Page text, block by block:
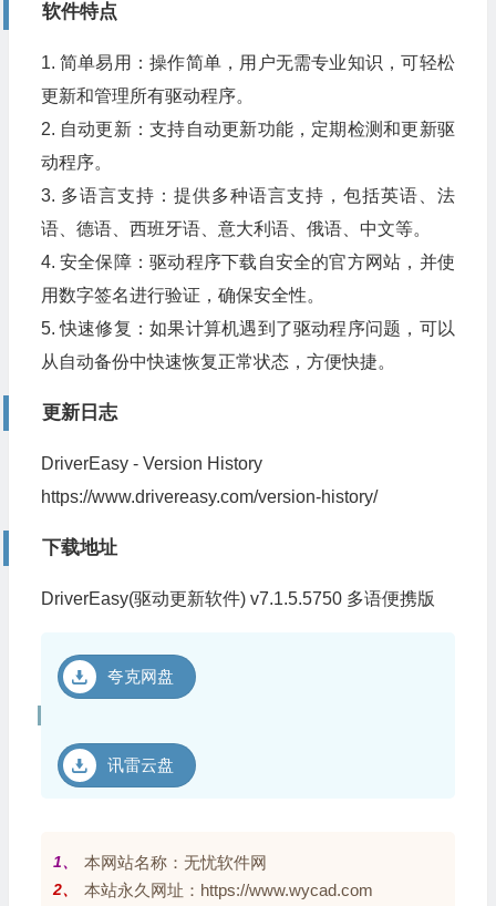
软件特点
1. 简单易用：操作简单，用户无需专业知识，可轻松
更新和管理所有驱动程序。
2. 自动更新：支持自动更新功能，定期检测和更新驱
动程序。
3. 多语言支持：提供多种语言支持，包括英语、法
语、德语、西班牙语、意大利语、俄语、中文等。
4. 安全保障：驱动程序下载自安全的官方网站，并使
用数字签名进行验证，确保安全性。
5. 快速修复：如果计算机遇到了驱动程序问题，可以
从自动备份中快速恢复正常状态，方便快捷。
更新日志
DriverEasy - Version History
https://www.drivereasy.com/version-history/
下载地址
DriverEasy(驱动更新软件) v7.1.5.5750 多语便携版
夸克网盘
讯雷云盘
1、 本网站名称：无忧软件网
2、 本站永久网址：https://www.wycad.com